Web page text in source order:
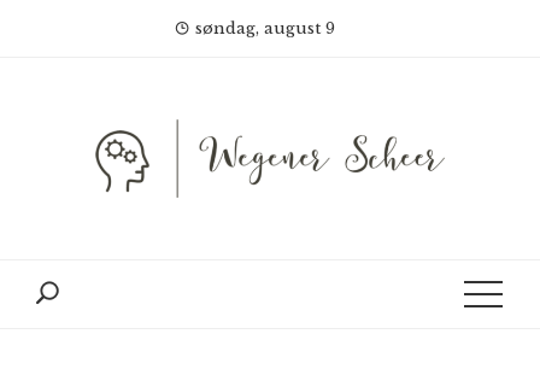
søndag, august 9